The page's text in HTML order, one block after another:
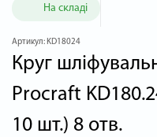
На складі
Артикул: KD18024
Круг
Procraft
10 шт.) 8 отв.